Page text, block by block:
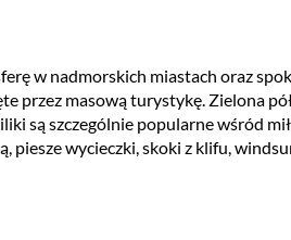
w nadmorskich miastach oraz
przez masową turystykę. Zielona
są szczególnie popularne wśród
piesze wycieczki, skoki z klifu,